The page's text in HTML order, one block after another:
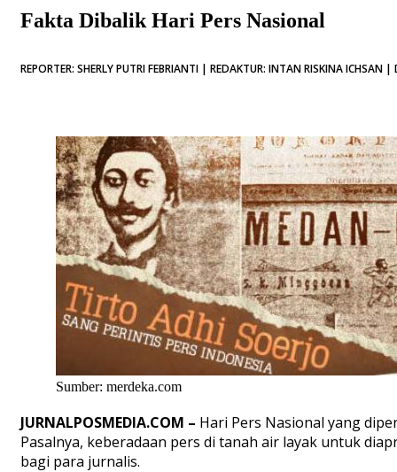
Fakta Dibalik Hari Pers Nasional
REPORTER: SHERLY PUTRI FEBRIANTI | REDAKTUR: INTAN RISKINA ICHSAN
Sumber: merdeka.com
JURNALPOSMEDIA.COM – Hari Pers Nasional yang
Pasalnya, keberadaan pers di tanah air layak untuk
bagi para jurnalis.